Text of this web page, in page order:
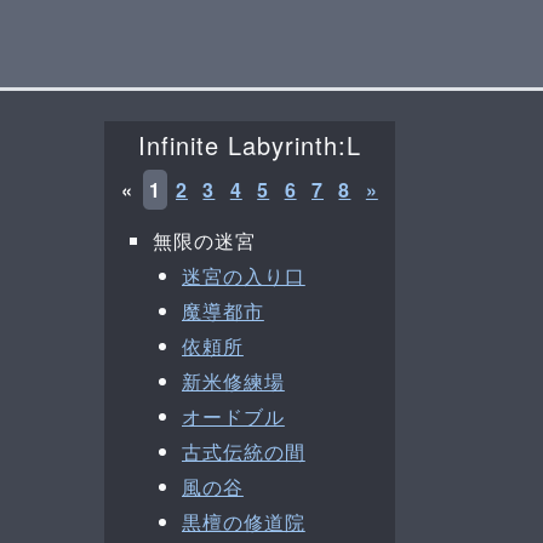
Infinite Labyrinth:L
« 1 2 3 4 5 6 7 8
»
無限の迷宮
迷宮の入り口
魔導都市
依頼所
新米修練場
オードブル
古式伝統の間
風の谷
黒檀の修道院